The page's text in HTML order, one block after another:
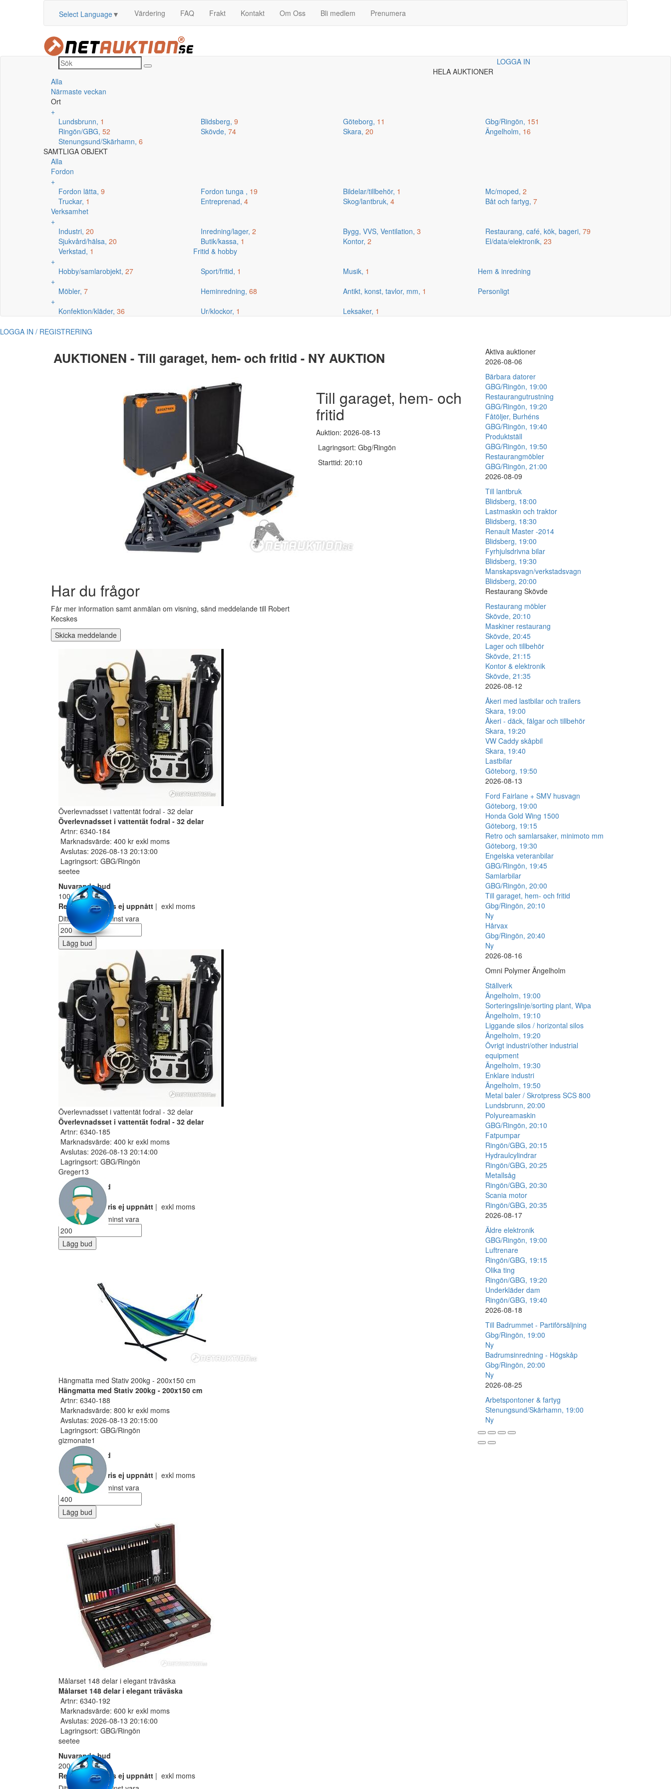
Select Language▼ Värdering FAQ Frakt Kontakt Om Oss Bli medlem Prenumera
LOGGA IN
HELA AUKTIONER
Alla
Närmaste veckan
Ort
+
Lundsbrunn, 1 Blidsberg, 9 Göteborg, 11 Gbg/Ringön, 151
Ringön/GBG, 52 Skövde, 74 Skara, 20 Ängelholm, 16
Stenungsund/Skärhamn, 6
SAMTLIGA OBJEKT
Alla
Fordon
+
Fordon lätta, 9 Fordon tunga , 19 Bildelar/tillbehör, 1 Mc/moped, 2
Truckar, 1 Entreprenad, 4 Skog/lantbruk, 4 Båt och fartyg, 7
Verksamhet
+
Industri, 20 Inredning/lager, 2 Bygg, VVS, Ventilation, 3 Restaurang, café, kök, bageri, 79
Sjukvård/hälsa, 20 Butik/kassa, 1 Kontor, 2 El/data/elektronik, 23
Verkstad, 1
Fritid & hobby
+
Hobby/samlarobjekt, 27 Sport/fritid, 1 Musik, 1
Hem & inredning
+
Möbler, 7 Heminredning, 68 Antikt, konst, tavlor, mm, 1
Personligt
+
Konfektion/kläder, 36 Ur/klockor, 1 Leksaker, 1
LOGGA IN / REGISTRERING
AUKTIONEN - Till garaget, hem- och fritid - NY AUKTION
Till garaget, hem- och
fritid
Auktion: 2026-08-13
Lagringsort: Gbg/Ringön
Starttid: 20:10
Har du frågor
Får mer information samt anmälan om visning, sänd meddelande till Robert
Kecskes
Skicka meddelande
Överlevnadsset i vattentät fodral - 32 delar
Överlevnadsset i vattentät fodral - 32 delar
Artnr: 6340-184
Marknadsvärde: 400 kr exkl moms
Avslutas: 2026-08-13 20:13:00
Lagringsort: GBG/Ringön
seetee
Nuvarande bud
100 SEK
Reservarionspris ej uppnått | exkl moms
Ditt bud måste minst vara
Lägg bud
Överlevnadsset i vattentät fodral - 32 delar
Överlevnadsset i vattentät fodral - 32 delar
Artnr: 6340-185
Marknadsvärde: 400 kr exkl moms
Avslutas: 2026-08-13 20:14:00
Lagringsort: GBG/Ringön
Greger13
Nuvarande bud
100 SEK
Reservarionspris ej uppnått | exkl moms
Ditt bud måste minst vara
Lägg bud
Hängmatta med Stativ 200kg - 200x150 cm
Hängmatta med Stativ 200kg - 200x150 cm
Artnr: 6340-188
Marknadsvärde: 800 kr exkl moms
Avslutas: 2026-08-13 20:15:00
Lagringsort: GBG/Ringön
gizmonate1
Nuvarande bud
300 SEK
Reservarionspris ej uppnått | exkl moms
Ditt bud måste minst vara
Lägg bud
Målarset 148 delar i elegant träväska
Målarset 148 delar i elegant träväska
Artnr: 6340-192
Marknadsvärde: 600 kr exkl moms
Avslutas: 2026-08-13 20:16:00
Lagringsort: GBG/Ringön
seetee
Nuvarande bud
200 SEK
Reservarionspris ej uppnått | exkl moms
Aktiva auktioner
2026-08-06
Bärbara datorer
GBG/Ringön, 19:00
Restaurangutrustning
GBG/Ringön, 19:20
Fåtöljer, Burhéns
GBG/Ringön, 19:40
Produktställ
GBG/Ringön, 19:50
Restaurangmöbler
GBG/Ringön, 21:00
2026-08-09
Till lantbruk
Blidsberg, 18:00
Lastmaskin och traktor
Blidsberg, 18:30
Renault Master -2014
Blidsberg, 19:00
Fyrhjulsdrivna bilar
Blidsberg, 19:30
Manskapsvagn/verkstadsvagn
Blidsberg, 20:00
Restaurang Skövde
Restaurang möbler
Skövde, 20:10
Maskiner restaurang
Skövde, 20:45
Lager och tillbehör
Skövde, 21:15
Kontor & elektronik
Skövde, 21:35
2026-08-12
Åkeri med lastbilar och trailers
Skara, 19:00
Åkeri - däck, fälgar och tillbehör
Skara, 19:20
VW Caddy skåpbil
Skara, 19:40
Lastbilar
Göteborg, 19:50
2026-08-13
Ford Fairlane + SMV husvagn
Göteborg, 19:00
Honda Gold Wing 1500
Göteborg, 19:15
Retro och samlarsaker, minimoto mm
Göteborg, 19:30
Engelska veteranbilar
GBG/Ringön, 19:45
Samlarbilar
GBG/Ringön, 20:00
Till garaget, hem- och fritid
Gbg/Ringön, 20:10
Ny
Hårvax
Gbg/Ringön, 20:40
Ny
2026-08-16
Omni Polymer Ängelholm
Ställverk
Ängelholm, 19:00
Sorteringslinje/sorting plant, Wipa
Ängelholm, 19:10
Liggande silos / horizontal silos
Ängelholm, 19:20
Övrigt industri/other industrial
equipment
Ängelholm, 19:30
Enklare industri
Ängelholm, 19:50
Metal baler / Skrotpress SCS 800
Lundsbrunn, 20:00
Polyureamaskin
GBG/Ringön, 20:10
Fatpumpar
Ringön/GBG, 20:15
Hydraulcylindrar
Ringön/GBG, 20:25
Metallsåg
Ringön/GBG, 20:30
Scania motor
Ringön/GBG, 20:35
2026-08-17
Äldre elektronik
GBG/Ringön, 19:00
Luftrenare
Ringön/GBG, 19:15
Olika ting
Ringön/GBG, 19:20
Underkläder dam
Ringön/GBG, 19:40
2026-08-18
Till Badrummet - Partiförsäljning
Gbg/Ringön, 19:00
Ny
Badrumsinredning - Högskåp
Gbg/Ringön, 20:00
Ny
2026-08-25
Arbetspontoner & fartyg
Stenungsund/Skärhamn, 19:00
Ny